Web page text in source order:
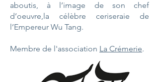
aboutis, à l’image de son chef
d’oeuvre,la célèbre ceriseraie de
l’Empereur Wu Tang.
Membre de l'association La Crémerie.